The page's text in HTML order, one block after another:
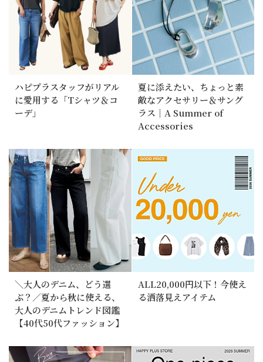
ハピプラスタッフがリアル
に愛用する「Tシャツ＆コ
ーデ」
夏に添えたい、ちょっと素
敵なアクセサリー＆サング
ラス｜A Summer of
Accessories
＼大人のデニム、どう選
ぶ？／夏から秋に使える、
大人のデニムトレンド図鑑
【40代50代ファッション】
ALL20,000円以下！今使え
る洒落見えアイテム